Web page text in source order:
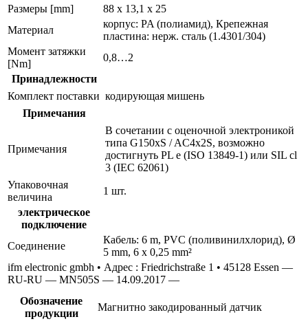
Размеры [mm]
88 x 13,1 x 25
Материал
корпус: PA (полиамид), Крепежная
пластина: нерж. сталь (1.4301/304)
Момент затяжки
[Nm]
0,8…2
Принадлежности
Комплект поставки кодирующая мишень
Примечания
Примечания
В сочетании с оценочной электроникой
типа G150xS / AC4x2S, возможно
достигнуть PL e (ISO 13849-1) или SIL cl
3 (IEC 62061)
Упаковочная
величина
1 шт.
электрическое
подключение
Соединение
Кабель: 6 m, PVC (поливинилхлорид), Ø
5 mm, 6 x 0,25 mm²
ifm electronic gmbh • Адрес : Friedrichstraße 1 • 45128 Essen —
RU-RU — MN505S — 14.09.2017 —
Обозначение
продукции
Магнитно закодированный датчик